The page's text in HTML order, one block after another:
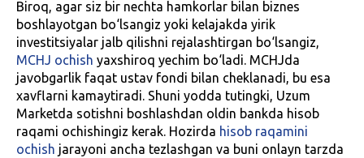
Biroq, agar siz bir nechta hamkorlar bilan biznes
boshlayotgan bo‘lsangiz yoki kelajakda yirik
investitsiyalar jalb qilishni rejalashtirgan bo‘lsangiz,
MCHJ ochish yaxshiroq yechim bo‘ladi. MCHJda
javobgarlik faqat ustav fondi bilan cheklanadi, bu esa
xavflarni kamaytiradi. Shuni yodda tutingki, Uzum
Marketda sotishni boshlashdan oldin bankda hisob
raqami ochishingiz kerak. Hozirda hisob raqamini
ochish jarayoni ancha tezlashgan va buni onlayn tarzda